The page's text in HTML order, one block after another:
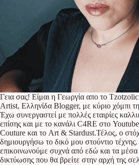
Γεια σας! Είμαι η Γεωργία απο το
Artist, Ελληνίδα Blogger, με κύριο χόμπι
Έχω συνεργαστεί με πολλές εταιρίες
επίσης και με το κανάλι C4RE στο
Couture και το Art & Stardust.Τέλος, ο
δημιουργήσω το δικό μου στούντιο
επικοινωνούμε συχνά από εδώ και τα μέσα
δικτύωσης που θα βρείτε στην αρχή της